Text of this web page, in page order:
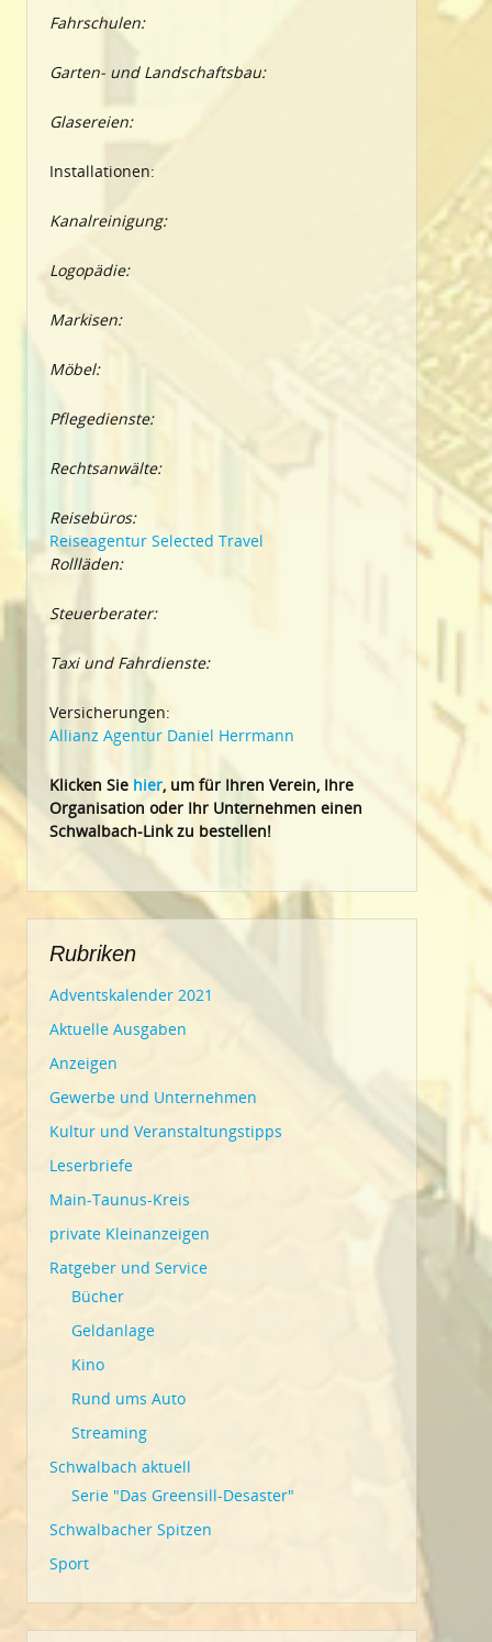
Fahrschulen:
Garten- und Landschaftsbau:
Glasereien:
Installationen:
Kanalreinigung:
Logopädie:
Markisen:
Möbel:
Pflegedienste:
Rechtsanwälte:
Reisebüros:
Reiseagentur Selected Travel
Rollläden:
Steuerberater:
Taxi und Fahrdienste:
Versicherungen:
Allianz Agentur Daniel Herrmann
Klicken Sie hier, um für Ihren Verein, Ihre
Organisation oder Ihr Unternehmen einen
Schwalbach-Link zu bestellen!
Rubriken
Adventskalender 2021
Aktuelle Ausgaben
Anzeigen
Gewerbe und Unternehmen
Kultur und Veranstaltungstipps
Leserbriefe
Main-Taunus-Kreis
private Kleinanzeigen
Ratgeber und Service
Bücher
Geldanlage
Kino
Rund ums Auto
Streaming
Schwalbach aktuell
Serie "Das Greensill-Desaster"
Schwalbacher Spitzen
Sport